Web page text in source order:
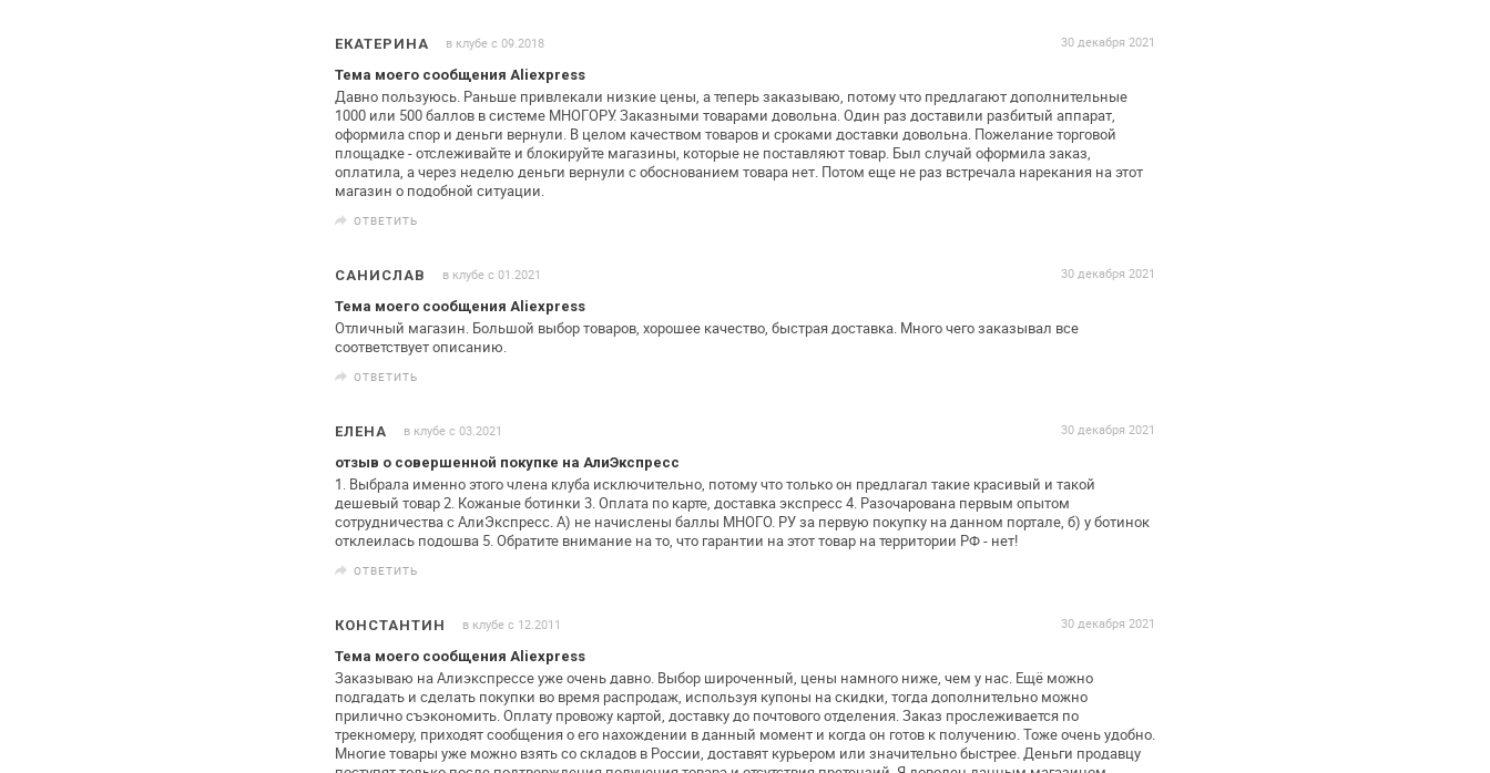
ЕКАТЕРИНА в клубе с 09.2018
30 декабря 2021
Тема моего сообщения Aliexpress
Давно пользуюсь. Раньше привлекали низкие цены, а теперьзаказываю, потому что предлагают дополнительные
1000 или 500баллов в системе МНОГОРУ. Заказными товарами довольна. Один раз доставили разбитый аппарат,
оформила спор и деньги вернули. В целом качеством товаров и сроками доставки довольна. Пожелание торговой
площадке - отслеживайте и блокируйте магазины, которые не поставляют товар. Был случай оформила заказ,
оплатила, а через неделю деньги вернули собоснованием товара нет. Потом еще не раз встречала нарекания на этот
магазин о подобной ситуации.
ОТВЕТИТЬ
САНИСЛАВ в клубе с 01.2021
30 декабря 2021
Тема моего сообщения Aliexpress
Отличный магазин. Большой выбор товаров, хорошее качество, быстрая доставка. Много чего заказывал все
соответствуетописанию.
ОТВЕТИТЬ
ЕЛЕНА в клубе с 03.2021
30 декабря 2021
отзыв о совершенной покупке на АлиЭкспресс
1. Выбрала именно этого члена клуба исключительно, потомучто только он предлагал такие красивый и такой
дешевый товар2. Кожаные ботинки 3. Оплата по карте, доставка экспресс4. Разочарована первым опытом
сотрудничества с АлиЭкспресс.А) не начислены баллы МНОГО. РУ за первую покупку на данном портале, б) у ботинок
отклеилась подошва 5. Обратите внимание на то, что гарантии на этот товар натерритории РФ - нет!
ОТВЕТИТЬ
КОНСТАНТИН в клубе с 12.2011
30 декабря 2021
Тема моего сообщения Aliexpress
Заказываю на Алиэкспрессе уже очень давно. Выбор широченный, цены намного ниже, чем у нас. Ещё можно
подгадать и сделать покупки во время распродаж, используя купоны на скидки, тогда дополнительно можно
прилично съэкономить. Оплату провожу картой, доставку до почтового отделения. Заказ прослеживается по
трекномеру, приходят сообщения о его нахождении в данный момент и когда он готов к получению.Тоже очень удобно.
Многие товары уже можно взять со складов в России, доставят курьером или значительно быстрее. Деньги продавцу